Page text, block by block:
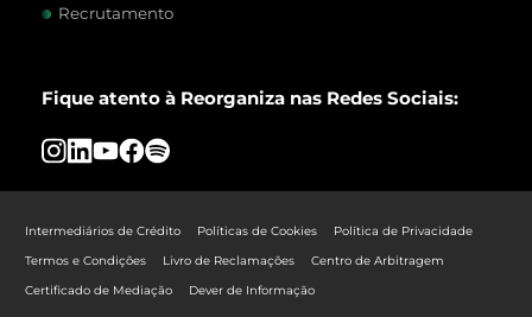
Recrutamento
Fique atento à Reorganiza nas Redes Sociais:
Intermediários de Crédito Políticas de Cookies
Política de Privacidade
Termos e Condições
Livro de Reclamações
Centro de Arbitragem
Certificado de Mediação
Dever de Informação